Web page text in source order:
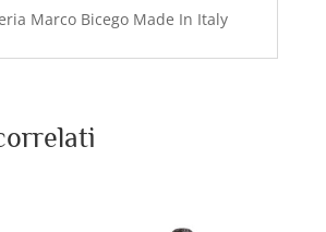
Marco Bicego Made In Italy